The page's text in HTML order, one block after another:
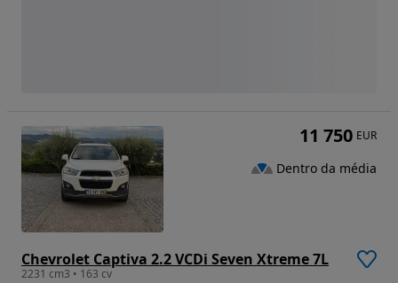
Chevrolet Captiva 2.2 VCDi Seven Xtreme 7L
2231 cm3 • 163 cv
11 750 EUR
Dentro da média